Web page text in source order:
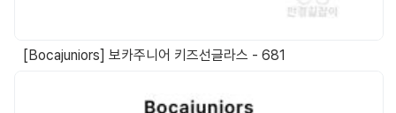
[Bocajuniors] 보카주니어 키즈선글라스 - 681